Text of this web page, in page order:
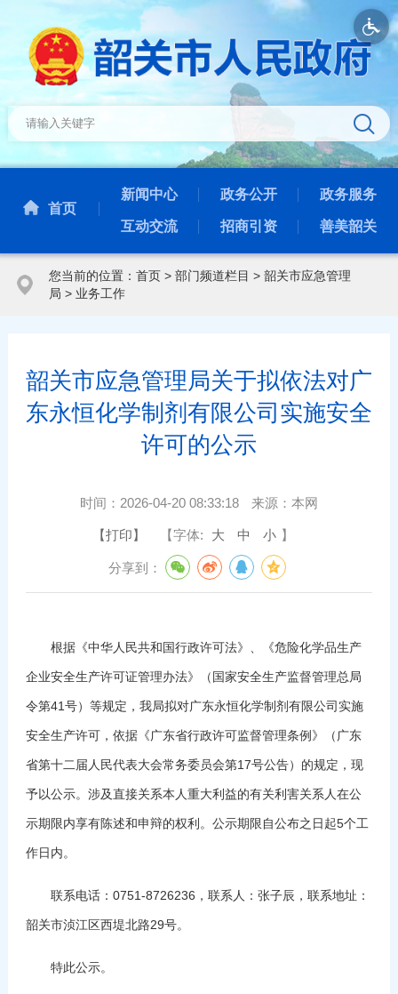
首页
新闻中心 政务公开 政务服务
互动交流 招商引资 善美韶关
您当前的位置： 首页> 部门频道栏目 > 韶关市应急管理
局 > 业务工作
韶关市应急管理局关于拟依法对广
东永恒化学制剂有限公司实施安全
许可的公示
时间： 2026-04-20 08:33:18 来源： 本网
【打印】 【字体: 大 中 小 】
分享到：
根据《中华人民共和国行政许可法》、《危险化学品生产
企业安全生产许可证管理办法》（国家安全生产监督管理总局
令第41号）等规定，我局拟对广东永恒化学制剂有限公司实施
安全生产许可，依据《广东省行政许可监督管理条例》（广东
省第十二届人民代表大会常务委员会第17号公告）的规定，现
予以公示。涉及直接关系本人重大利益的有关利害关系人在公
示期限内享有陈述和申辩的权利。公示期限自公布之日起5个工
作日内。
联系电话：0751-8726236，联系人：张子辰，联系地址：
韶关市浈江区西堤北路29号。
特此公示。